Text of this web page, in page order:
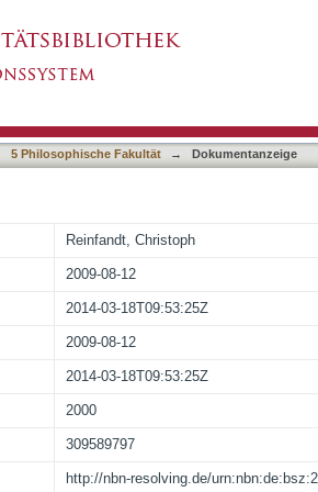
5 Philosophische Fakultät → Dokumentanzeige
Reinfandt, Christoph
2009-08-12
2014-03-18T09:53:25Z
2009-08-12
2014-03-18T09:53:25Z
2000
309589797
http://nbn-resolving.de/